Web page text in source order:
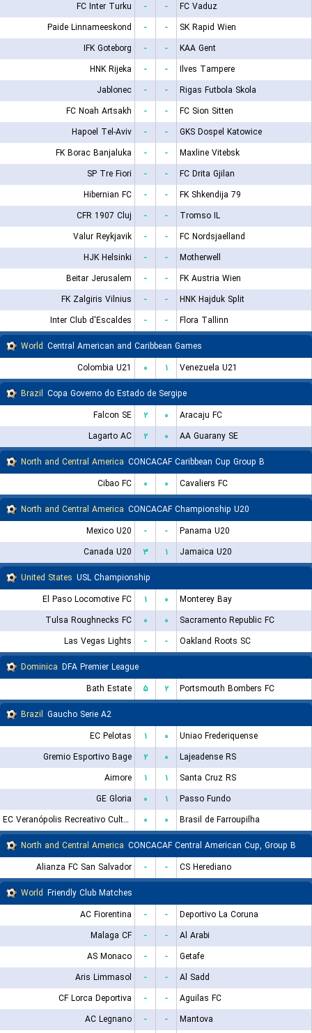
FC Inter Turku - -
FC Vaduz
Paide Linnameeskond
- -
SK Rapid Wien
IFK Goteborg
- -
KAA Gent
HNK Rijeka
- -
Ilves Tampere
Jablonec
- -
Rigas Futbola Skola
FC Noah Artsakh
- -
FC Sion Sitten
Hapoel Tel-Aviv
- -
GKS Dospel Katowice
FK Borac Banjaluka
- -
Maxline Vitebsk
SP Tre Fiori
- -
FC Drita Gjilan
Hibernian FC
- -
FK Shkendija 79
CFR 1907 Cluj
- -
Tromso IL
Valur Reykjavik
- -
FC Nordsjaelland
HJK Helsinki
- -
Motherwell
Beitar Jerusalem
- -
FK Austria Wien
FK Zalgiris Vilnius
- -
HNK Hajduk Split
Inter Club d'Escaldes
- -
Flora Tallinn
World Central American and Caribbean Games
Colombia U21
۰ ۱
Venezuela U21
Brazil Copa Governo do Estado de Sergipe
Falcon SE
۲ ۰
Aracaju FC
Lagarto AC
۲ ۰
AA Guarany SE
North and Central America CONCACAF Caribbean Cup Group B
Cibao FC
۰ ۰
Cavaliers FC
North and Central America CONCACAF Championship U20
Mexico U20
- -
Panama U20
Canada U20
۳ ۱
Jamaica U20
United States USL Championship
El Paso Locomotive FC
۱ ۰
Monterey Bay
Tulsa Roughnecks FC
۰ ۰
Sacramento Republic FC
Las Vegas Lights
- -
Oakland Roots SC
Dominica DFA Premier League
Bath Estate
۵ ۲
Portsmouth Bombers FC
Brazil Gaucho Serie A2
EC Pelotas
۱ ۰
Uniao Frederiquense
Gremio Esportivo Bage
۲ ۰
Lajeadense RS
Aimore
۱ ۱
Santa Cruz RS
GE Gloria
۰ ۱
Passo Fundo
EC Veranópolis Recreativo Cultural
۰ ۰
Brasil de Farroupilha
North and Central America CONCACAF Central American Cup, Group B
Alianza FC San Salvador
- -
CS Herediano
World Friendly Club Matches
AC Fiorentina
- -
Deportivo La Coruna
Malaga CF
- -
Al Arabi
AS Monaco
- -
Getafe
Aris Limmasol
- -
Al Sadd
CF Lorca Deportiva
- -
Aguilas FC
AC Legnano
- -
Mantova